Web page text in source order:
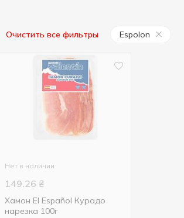
Очистить все фильтры Espolon
Нет в наличии
149.26 ₴
Хамон El Español Курадо
нарезка 100г